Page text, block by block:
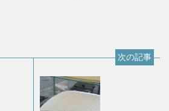
次の記事